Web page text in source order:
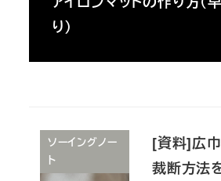
り）
ソーイングノー
ト
[資料]広
裁断方法